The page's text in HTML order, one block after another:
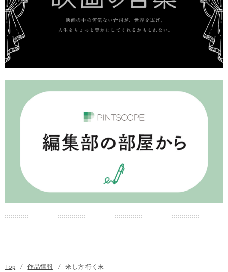
Top / 作品情報 / 来し方 行く末